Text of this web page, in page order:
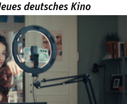
deutsches Kino